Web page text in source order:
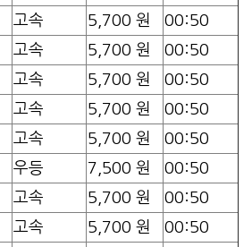
고속 5,700 원
00:50
고속 5,700 원
00:50
고속 5,700 원
00:50
고속 5,700 원
00:50
고속 5,700 원
00:50
우등 7,500 원
00:50
고속 5,700 원
00:50
고속 5,700 원
00:50